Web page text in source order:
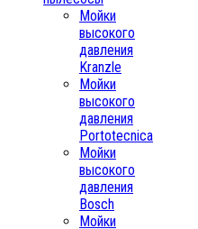
Мойки
высокого
давления
Kranzle
Мойки
высокого
давления
Portotecnica
Мойки
высокого
давления
Bosch
Мойки